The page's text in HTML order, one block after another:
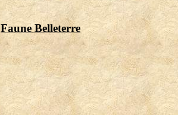
Faune Belleterre